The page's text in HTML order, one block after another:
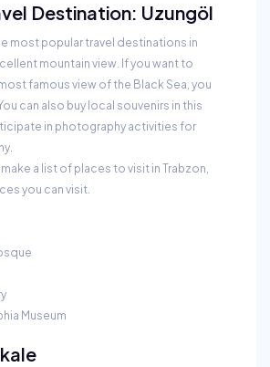
Destination: Uzungöl
most popular travel destinations in
mountain view. If you want to
famous view of the Black Sea, you
can also buy local souvenirs in this
in photography activities for
a list of places to visit in Trabzon,
you can visit.
Museum